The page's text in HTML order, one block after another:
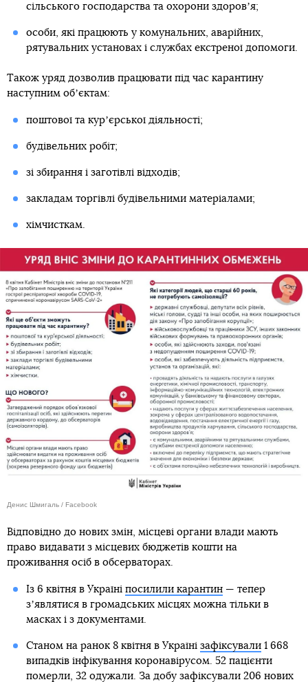
сільського господарства та охорони здоровʼя;
особи, які працюють у комунальних, аварійних,
рятувальних установах і службах екстреної допомоги.
Також уряд дозволив працювати під час карантину
наступним обʼєктам:
поштової та курʼєрської діяльності;
будівельних робіт;
зі збирання і заготівлі відходів;
закладам торгівлі будівельними матеріалами;
хімчисткам.
Денис Шмигаль / Facebook
Відповідно до нових змін, місцеві органи влади мають
право видавати з місцевих бюджетів кошти на
проживання осіб в обсерваторах.
Із 6 квітня в Україні посилили карантин— тепер
зʼявлятися в громадських місцях можна тільки в
масках і з документами.
Станом на ранок 8 квітня в Україні зафіксували1 668
випадків інфікування коронавірусом. 52 пацієнти
померли, 32 одужали. За добу зафіксували 206 нових